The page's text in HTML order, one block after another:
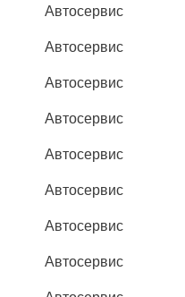
Автосервис
Автосервис
Автосервис
Автосервис
Автосервис
Автосервис
Автосервис
Автосервис